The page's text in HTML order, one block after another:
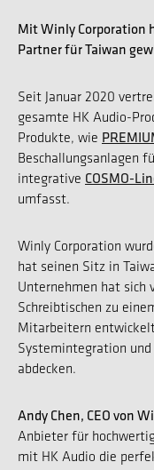
Mit Winly Corporation
Partner für Taiwan
Seit Januar 2020
gesamte HK Audio-
Produkte, wie
Beschallungsanlagen
integrative COSMO-
umfasst.
Winly Corporation
hat seinen Sitz in
Unternehmen hat sich
Schreibtischen zu
Mitarbeitern
Systemintegration
abdecken.
Andy Chen, CEO von
Anbieter für
mit HK Audio die